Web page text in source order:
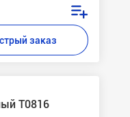
заказ
T0816